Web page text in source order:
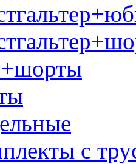
с